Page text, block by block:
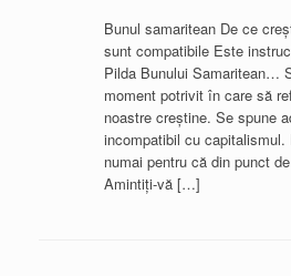
Bunul samaritean De ce
sunt compatibile Este
Pilda Bunului Samaritean…
moment potrivit în care să
noastre creștine. Se spune
incompatibil cu
numai pentru că din punct
Amintiți-vă […]